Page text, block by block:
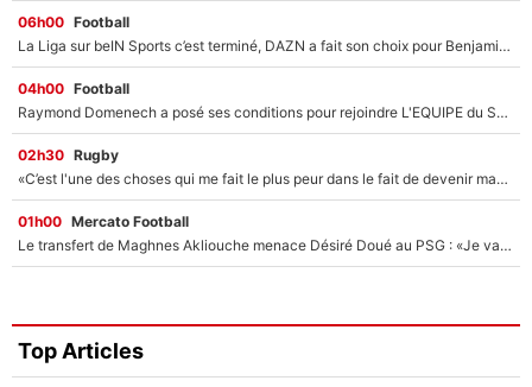
06h00 Football
La Liga sur beIN Sports c’est terminé, DAZN a fait son choix pour Benjamin Da Silva et Omar Da Fonseca !
04h00 Football
Raymond Domenech a posé ses conditions pour rejoindre L'EQUIPE du Soir : Il refuse de faire l'émission avec un autre chroniqueur !
02h30 Rugby
«C’est l'une des choses qui me fait le plus peur dans le fait de devenir maman» : En couple avec Antoine Dupont, Iris Mittenaere s'inquiète déjà pour ses futurs enfants !
01h00 Mercato Football
Le transfert de Maghnes Akliouche menace Désiré Doué au PSG : «Je valide à 200%»
Top Articles